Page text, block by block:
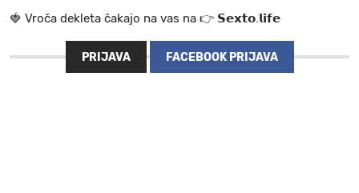
🍓 V r o č a d e k l e t a ča k a jo na va s n a 👉 𝗦𝗲𝘅𝘁𝗼.𝗹𝗶𝗳𝗲
PRIJAVA FACEBOOK PRIJAVA